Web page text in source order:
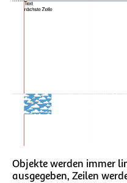
Objekte werden immer
ausgegeben, Zeilen